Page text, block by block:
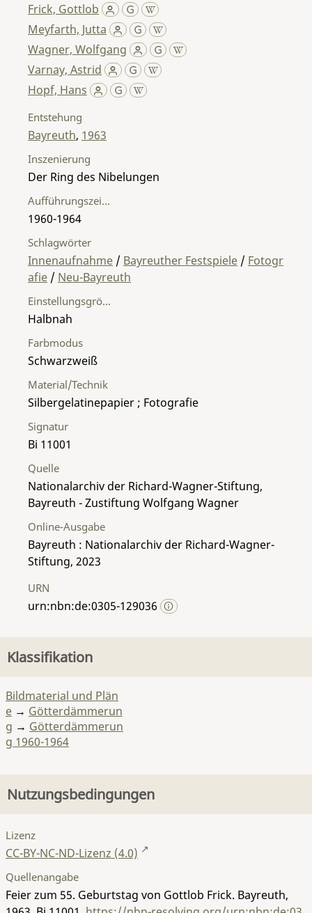
Frick, Gottlob
Meyfarth, Jutta
Wagner, Wolfgang
Varnay, Astrid
Hopf, Hans
Entstehung
Bayreuth, 1963
Material/Technik
Silbergelatinepapier ; Fotografie
Einstellungsgröße
Halbnah
Farbmodus
Schwarzweiß
Inszenierung
Der Ring des Nibelungen
Aufführungszeitraum
1960-1964
Signatur
Bi 11001
Quelle
Nationalarchiv der Richard-Wagner-Stiftung,
Bayreuth - Zustiftung Wolfgang Wagner
Schlagwörter
Innenaufnahme / Bayreuther Festspiele / Fotogr
afie / Neu-Bayreuth
Online-Ausgabe
Bayreuth : Nationalarchiv der Richard-Wagner-
Stiftung, 2023
URN
urn:nbn:de:0305-129036
Klassifikation
Bildmaterial und Plän
e → Götterdämmerun
g → Götterdämmerun
g 1960-1964
Nutzungsbedingungen
Lizenz
CC-BY-NC-ND-Lizenz (4.0)
Quellenangabe
Feier zum 55. Geburtstag von Gottlob Frick. Bayreuth,